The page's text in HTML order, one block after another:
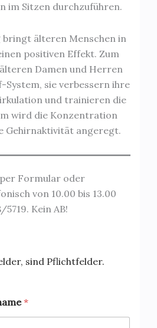
im Sitzen durchzuführen.
bringt älteren Menschen in
positiven Effekt. Zum
Damen und Herren
sie verbessern ihre
und trainieren die
wird die Konzentration
Gehirnaktivität angeregt.
Formular oder
von 10.00 bis 13.00
Kein AB!
sind Pflichtfelder.
*